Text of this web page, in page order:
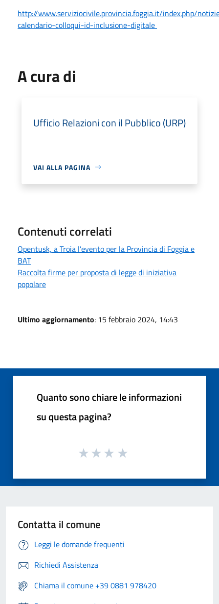
http://www.serviziocivile.provincia.foggia.it/index.php/
calendario-colloqui-id-inclusione-digitale
A cura di
Ufficio Relazioni con il Pubblico (URP)
VAI ALLA PAGINA
Contenuti correlati
Opentusk, a Troia l’evento per la Provincia di Foggia e
BAT
Raccolta firme per proposta di legge di iniziativa
popolare
Ultimo aggiornamento: 15 febbraio 2024, 14:43
Quanto sono chiare le informazioni
su questa pagina?
Contatta il comune
Leggi le domande frequenti
Richiedi Assistenza
Chiama il comune +39 0881 978420